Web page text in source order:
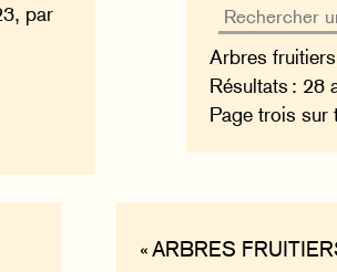
Arbres
Résultats : 28
Page trois sur
par
« ARBRES